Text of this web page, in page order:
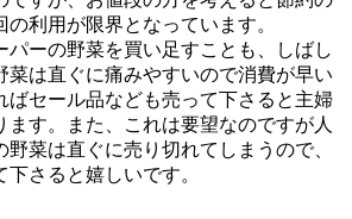
の利用が限界となっています。
パーの野菜を買い足すことも、しばし
菜は直ぐに痛みやすいので消費が早い
ばセール品なども売って下さると主婦
ます。また、これは要望なのですが人
野菜は直ぐに売り切れてしまうので、
さると嬉しいです。